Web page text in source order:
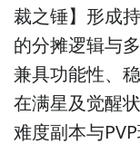
裁之锤】形成
的分摊逻辑与
兼具功能性、
在满星及觉醒
难度副本与